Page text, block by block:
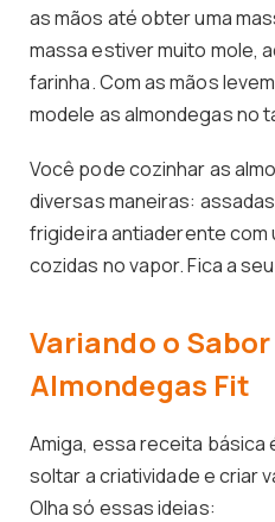
as mãos até obter uma
massa estiver muito mole,
farinha. Com as mãos
modele as almondegas no
Você pode cozinhar as
diversas maneiras:
frigideira antiaderente com
cozidas no vapor. Fica a
Variando o
Almondegas Fit
Amiga, essa receita básica
soltar a criatividade e criar
Olha só essas ideias: